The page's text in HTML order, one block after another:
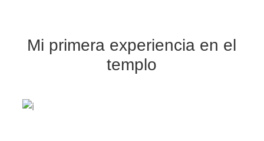
Mi primera experiencia en el
templo